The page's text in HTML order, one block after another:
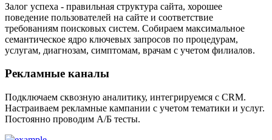
Залог успеха - правильная структура сайта, хорошее
поведение пользователей на сайте и соответствие
требованиям поисковых систем. Собираем максимальное
семантическое ядро ключевых запросов по процедурам,
услугам, диагнозам, симптомам, врачам с учетом филиалов.
Рекламные каналы
Подключаем сквозную аналитику, интегрируемся с CRM.
Настраиваем рекламные кампании с учетом тематики и услуг.
Постоянно проводим А/Б тесты.